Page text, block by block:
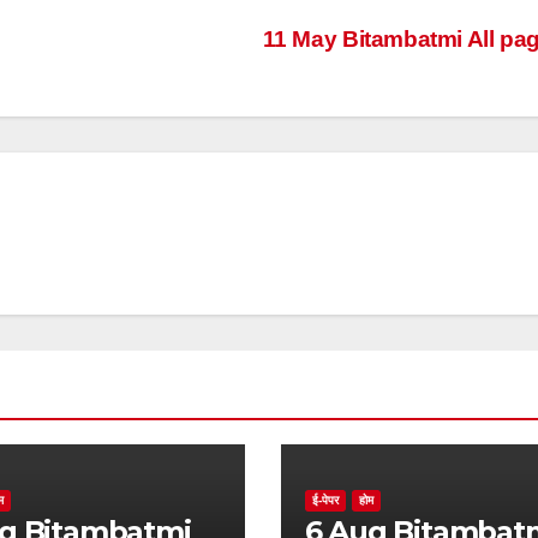
11 May Bitambatmi All
ई-पेपर होम